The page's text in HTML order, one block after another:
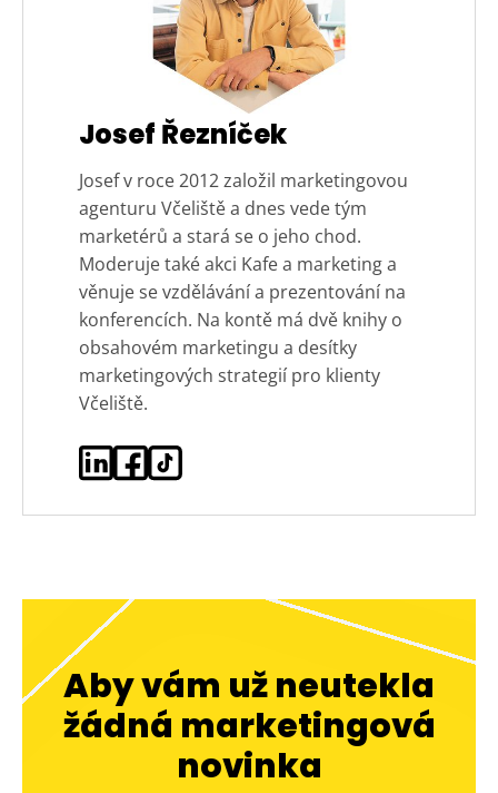
Josef Řezníček
Josef v roce 2012 založil marketingovou
agenturu Včeliště a dnes vede tým
marketérů a stará se o jeho chod.
Moderuje také akci Kafe a marketing a
věnuje se vzdělávání a prezentování na
konferencích. Na kontě má dvě knihy o
obsahovém marketingu a desítky
marketingových strategií pro klienty
Včeliště.
Aby vám už neutekla
žádná marketingová
novinka